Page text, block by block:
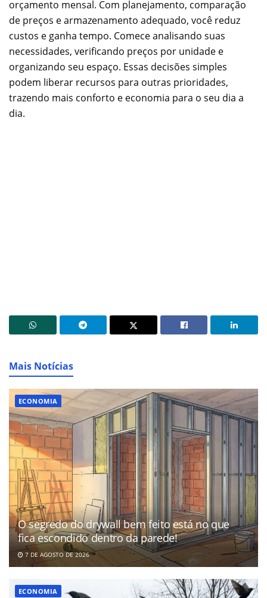
orçamento mensal. Com planejamento, comparação
de preços e armazenamento adequado, você reduz
custos e ganha tempo. Comece analisando suas
necessidades, verificando preços por unidade e
organizando seu espaço. Essas decisões simples
podem liberar recursos para outras prioridades,
trazendo mais conforto e economia para o seu dia a
dia.
Mais Notícias
ECONOMIA
O segredo do drywall bem feito está no que
fica escondido dentro da parede!
7 DE AGOSTO DE 2026
ECONOMIA